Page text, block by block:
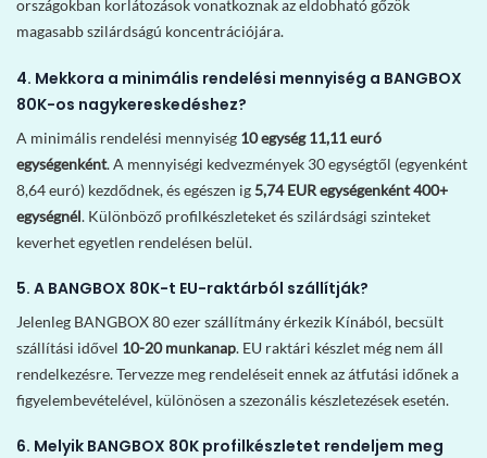
országokban korlátozások vonatkoznak az eldobható gőzök
magasabb szilárdságú koncentrációjára.
4. Mekkora a minimális rendelési mennyiség a BANGBOX
80K-os nagykereskedéshez?
A minimális rendelési mennyiség 10 egység 11,11 euró
egységenként. A mennyiségi kedvezmények 30 egységtől (egyenként
8,64 euró) kezdődnek, és egészen ig5,74 EUR egységenként 400+
egységnél. Különböző profilkészleteket és szilárdsági szinteket
keverhet egyetlen rendelésen belül.
5. A BANGBOX 80K-t EU-raktárból szállítják?
Jelenleg BANGBOX 80 ezer szállítmány érkezik Kínából, becsült
szállítási idővel 10-20 munkanap. EU raktári készlet még nem áll
rendelkezésre. Tervezze meg rendeléseit ennek az átfutási időnek a
figyelembevételével, különösen a szezonális készletezések esetén.
6. Melyik BANGBOX 80K profilkészletet rendeljem meg